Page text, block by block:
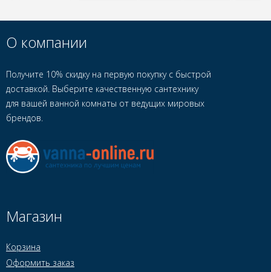
О компании
Получите 10% скидку на первую покупку с быстрой
доставкой. Выберите качественную сантехнику
для вашей ванной комнаты от ведущих мировых
брендов.
Магазин
Корзина
Оформить заказ